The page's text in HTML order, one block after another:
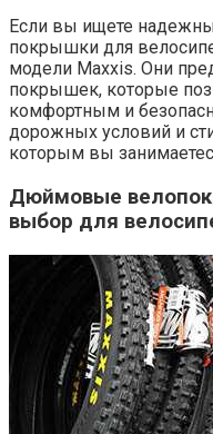
Если вы ищете
покрышки для
модели Maxxis. Они
покрышек, которые
комфортным и
дорожных условий и
которым вы
Дюймовые
выбор для